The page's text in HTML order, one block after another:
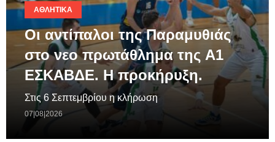
ΑΘΛΗΤΙΚΆ
Οι αντίπαλοι της Παραμυθιάς
στο νεο πρωτάθλημα της A1
ΕΣΚΑΒΔΕ. Η προκήρυξη.
Στις 6 Σεπτεμβρίου η κλήρωση
07|08|2026